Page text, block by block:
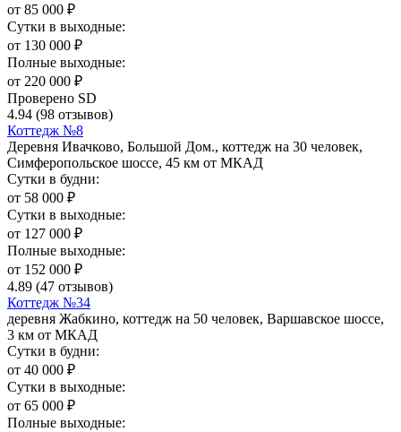
от 85 000 ₽
Сутки в выходные:
от 130 000 ₽
Полные выходные:
от 220 000 ₽
Проверено SD
4.94 (98 отзывов)
Коттедж №8
Деревня Ивачково, Большой Дом., коттедж на 30 человек,
Симферопольское шоссе, 45 км от МКАД
Сутки в будни:
от 58 000 ₽
Сутки в выходные:
от 127 000 ₽
Полные выходные:
от 152 000 ₽
4.89 (47 отзывов)
Коттедж №34
деревня Жабкино, коттедж на 50 человек, Варшавское шоссе,
3 км от МКАД
Сутки в будни:
от 40 000 ₽
Сутки в выходные:
от 65 000 ₽
Полные выходные: